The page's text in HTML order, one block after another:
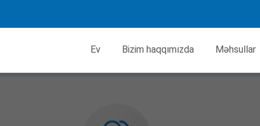
Ev Bizim haqqımızda Məhsullar